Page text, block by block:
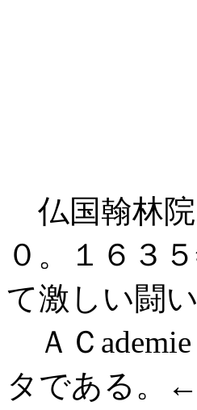
仏国翰林院
０。１６３
て激しい闘い
ＡＣ
タである。